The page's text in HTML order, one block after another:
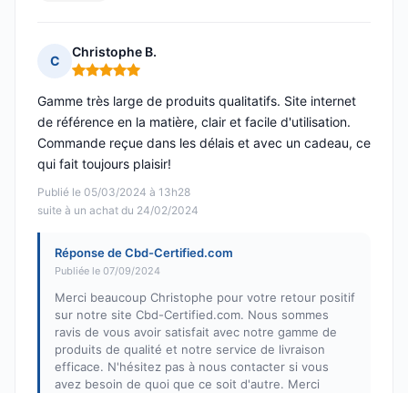
C
Christophe B.
Note : 5 sur 5
Publié le 05/03/2024 à 13h28
suite à un achat du 24/02/2024
Gamme très large de produits qualitatifs. Site internet
de référence en la matière, clair et facile d'utilisation.
Commande reçue dans les délais et avec un cadeau, ce
qui fait toujours plaisir!
Réponse de Cbd-Certified.com
Publiée le 07/09/2024
Merci beaucoup Christophe pour votre retour positif
sur notre site Cbd-Certified.com. Nous sommes
ravis de vous avoir satisfait avec notre gamme de
produits de qualité et notre service de livraison
efficace. N'hésitez pas à nous contacter si vous
avez besoin de quoi que ce soit d'autre. Merci